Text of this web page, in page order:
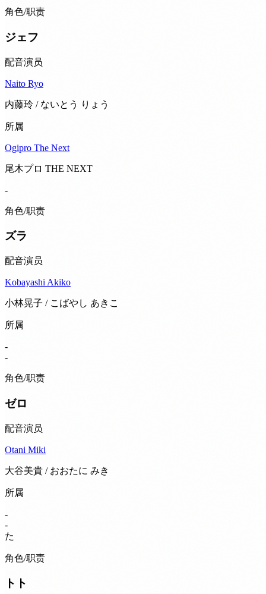
角色/职责
ジェフ
配音演员
Naito Ryo
内藤玲 / ないとう りょう
所属
Ogipro The Next
尾木プロ THE NEXT
-
角色/职责
ズラ
配音演员
Kobayashi Akiko
小林晃子 / こばやし あきこ
所属
-
-
角色/职责
ゼロ
配音演员
Otani Miki
大谷美貴 / おおたに みき
所属
-
-
た
角色/职责
トト